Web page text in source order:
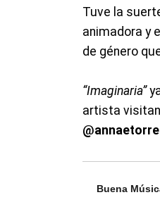
Tuve la
animadora y
de género
“Imaginaria”
artista
Buena